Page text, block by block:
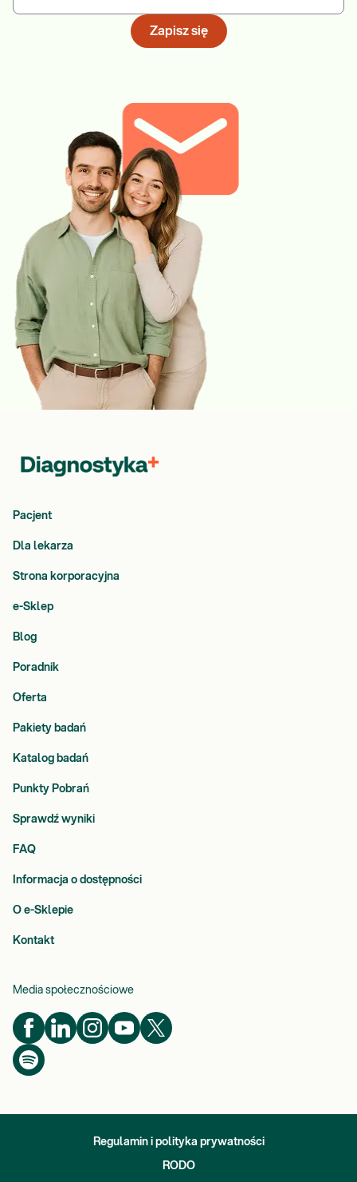
Zapisz się
Pacjent
Dla lekarza
Strona korporacyjna
e-Sklep
Blog
Poradnik
Oferta
Pakiety badań
Katalog badań
Punkty Pobrań
Sprawdź wyniki
FAQ
Informacja o dostępności
O e-Sklepie
Kontakt
Media społecznościowe
Regulamin i polityka prywatności
RODO